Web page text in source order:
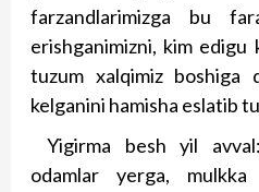
farzandlarimizga bu
erishganimizni, kim edigu
tuzum xalqimiz boshiga
kelganini hamisha eslatib
Yigirma besh yil
odamlar yerga,